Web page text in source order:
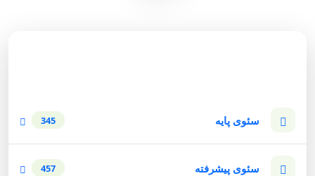
سئوی پایه 345
سئوی پیشرفته 457